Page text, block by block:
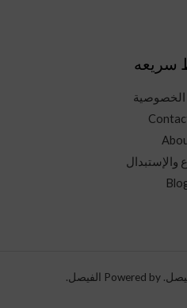
سريعه
والإستبدال